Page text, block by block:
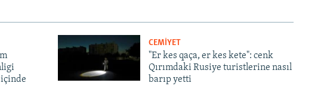
içinde
CEMİYET
"Er kes qaça, er kes kete": cenk
Qırımdaki Rusiye turistlerine nasıl
barıp yetti